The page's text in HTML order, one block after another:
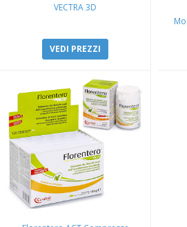
VECTRA 3D
VEDI PREZZI